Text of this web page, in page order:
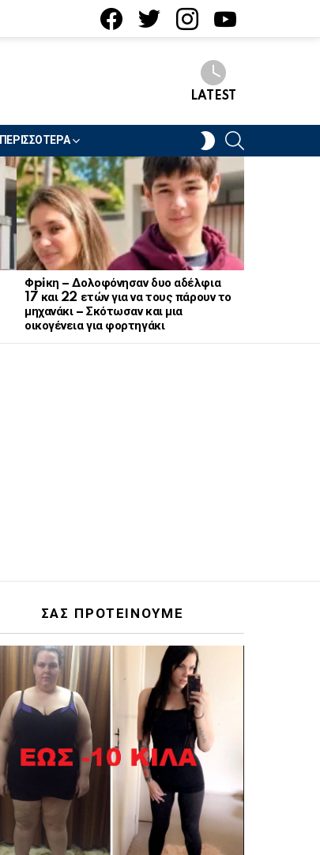
LATEST
ΠΕΡΙΣΣΟΤΕΡΑ
SWITCH
SKIN
Φpiκη – Δολοφόνησαν δυο αδέλφια
17 και 22 ετών για να τους πάρουν το
μηχανάκι – Σκότωσαν και μια
οικογένεια για φορτηγάκι
ΣΑΣ ΠΡΟΤΕΙΝΟΥΜΕ